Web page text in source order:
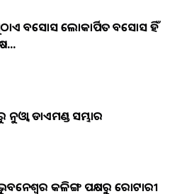
ଅବସୋସ ଲୋକାର୍ପିତ ଅବସୋସ ହିଁ
ଡାଏମଣ୍ଡ ସମ୍ଭାର
କଳିଙ୍ଗ ପକ୍ଷରୁ ରୋଟାରୀ